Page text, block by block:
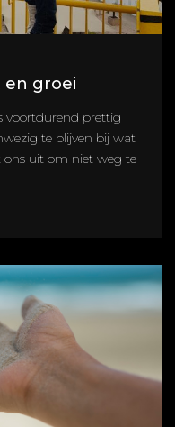
en groei
voortdurend prettig
te blijven bij wat
uit om niet weg te